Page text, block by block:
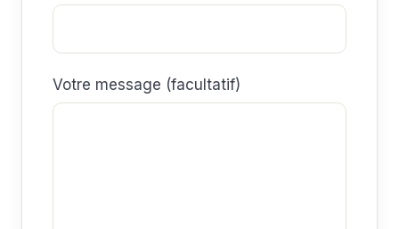
Votre message (facultatif)